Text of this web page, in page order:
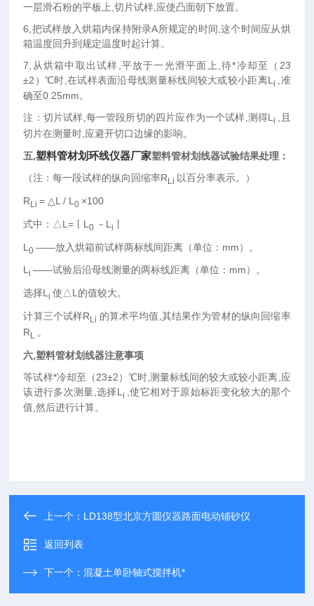
一层滑石粉的平板上,切片试样,应使凸面朝下放置。
6, 把试样放入烘箱内保持附录A所规定的时间,这个时间应从烘
箱温度回升到规定温度时起计算。
7, 从烘箱中取出试样,平放于一光滑平面上,待*冷却至（23
±2）℃时,在试样表面沿母线测量标线间较大或较小距离L i 准
确至0.25mm。
注：切片试样,每一管段所切的四片应作为一个试样,测得Li , 且
切片在测量时,应避开切口边缘的影响。
五,塑料管材划环线仪器厂家塑料管材划线器试验结果处理：
（注：每一段试样的纵向回缩率RLi 以百分率表示。）
RLi= △L / L0 ×100
式中： △L=丨L0 － Li
L0——放入烘箱前试样两标线间距离（单位：mm）。
Li——试验后沿母线测量的两标线距离（单位：mm）。
选择Li使△L的值较大。
计算三个试样RLi 的算术平均值 其结果作为管材的纵向回缩率
RL 。
六,塑料管材划线器注意事项
等试样*冷却至（23±2）℃时,测量标线间的较大或较小距离,应
该进行多次测量,选择L i
,使它相对于原始标距变化较大的那个
值,然后进行计算。
上一个： LD138型北京方圆仪器路面电动铺砂仪
返回列表
下一个：混凝土单卧轴式搅拌机*